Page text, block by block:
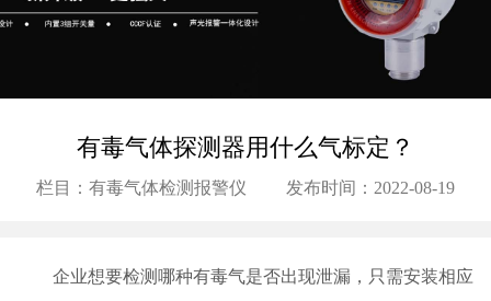
有毒气体探测器用什么气标定？
栏目：有毒气体检测报警仪 发布时间：2022-08-19
企业想要检测哪种有毒气是否出现泄漏，只需安装相应